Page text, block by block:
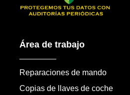
Área de trabajo
Reparaciones de mando
Copias de llaves de coche